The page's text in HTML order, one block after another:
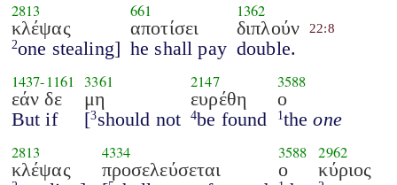
2813
κλέψας
2one stealing]
661
αποτίσει
he shall pay
1362
διπλούν
double.
22:8
1437-1161
εάν δε
But if
3361
μη
[3should not
2147
ευρέθη
4be found
3588
ο
1 theone
2813
κλέψας
4334
προσελεύσεται
3588
ο
2962
κύριος